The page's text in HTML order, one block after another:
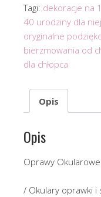
Tagi: dekoracje na
40 urodziny dla niej
oryginalne
bierzmowania od
dla chłopca
Opis
Opis
Oprawy
/ Okulary oprawki i